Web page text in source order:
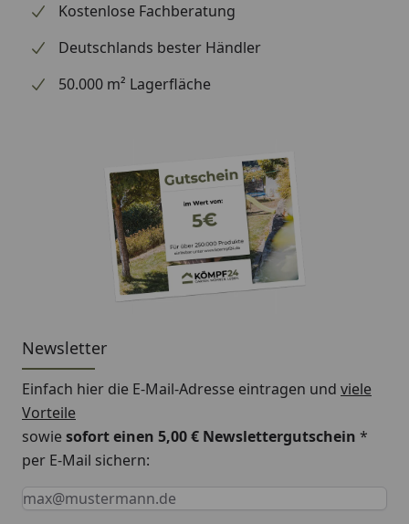
Kostenlose Fachberatung
Deutschlands bester Händler
50.000 m² Lagerfläche
Newsletter
Einfach hier die E-Mail-Adresse eintragen und viele
Vorteile
sowiesofort einen 5,00 € Newslettergutschein *
per E-Mail sichern:
Keine Eingabe erforderlich
Eingabe erforderlich
E-Mail *